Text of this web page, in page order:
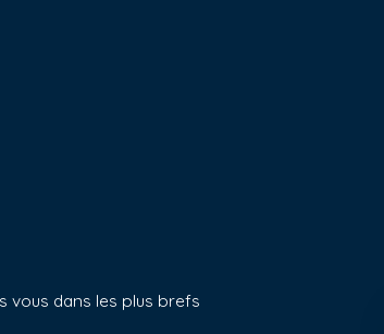
vous dans les plus brefs